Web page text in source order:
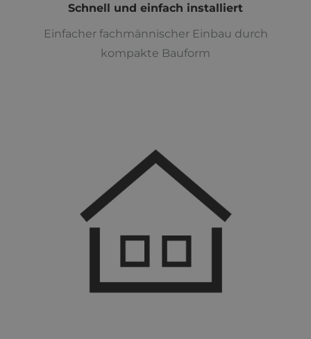
Schnell und einfach installiert
Einfacher fachmännischer Einbau durch
kompakte Bauform